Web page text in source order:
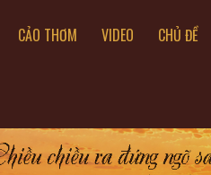
CẢO THƠM VIDEO CHỦ ĐỀ